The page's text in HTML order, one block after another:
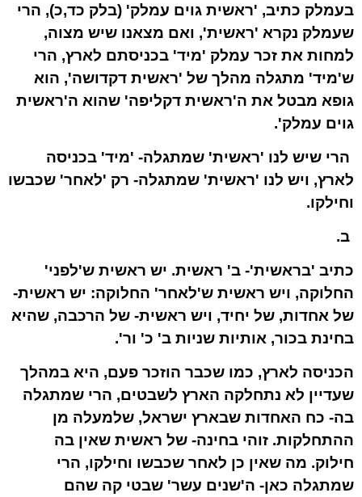
בעמלק כתיב, 'ראשית גוים עמלק' (בלק כד,כ), הרי
שעמלק נקרא 'ראשית', ואם מצאנו שיש מצוה,
למחות את זכר עמלק 'מיד' בכניסתם לארץ, הרי
ש'מיד' מתגלה מהלך של 'ראשית דקדושה', הוא
גופא מבטל את ה'ראשית דקליפה' שהוא ה'ראשית
גוים עמלק'.
הרי שיש לנו 'ראשית' שמתגלה- 'מיד' בכניסה
לארץ, ויש לנו 'ראשית' שמתגלה- רק 'לאחר' שכבשו
וחילקו.
ב.
כתיב 'בראשית'- ב' ראשית. יש ראשית ש'לפני'
החלוקה, ויש ראשית ש'לאחר' החלוקה: יש ראשית-
של אחדות, של יחיד, ויש ראשית- של הרכבה, שהיא
בחינת בכור, אותיות שניות ב' כ' ור'.
הכניסה לארץ, כמו שכבר הוזכר פעם, היא במהלך
שעדיין לא נתחלקה הארץ לשבטים, הרי שמתגלה
בה- כח האחדות שבארץ ישראל, שלמעלה מן
ההתחלקות. זוהי בחינה- של ראשית שאין בה
חילוק. מה שאין כן לאחר שכבשו וחילקו, הרי
שמתגלה כאן- ה'שנים עשר' שבטי קה שהם